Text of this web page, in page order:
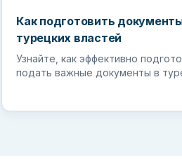
Как подготовить
турецких властей
Узнайте, как эффективно
подать важные документы в